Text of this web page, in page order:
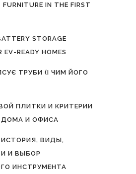
IN THE FIRST
STORAGE
EV-READY HOMES
ТРУБИ (І ЧИМ ЙОГО
ПЛИТКИ И КРИТЕРИИ
И ОФИСА
ВИДЫ,
И ВЫБОР
ИНСТРУМЕНТА